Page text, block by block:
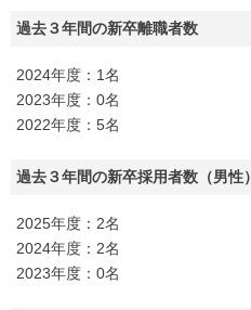
過去３年間の新卒離職者数
2024年度：1名
2023年度：0名
2022年度：5名
過去３年間の新卒採用者数（男性）
2025年度：2名
2024年度：2名
2023年度：0名